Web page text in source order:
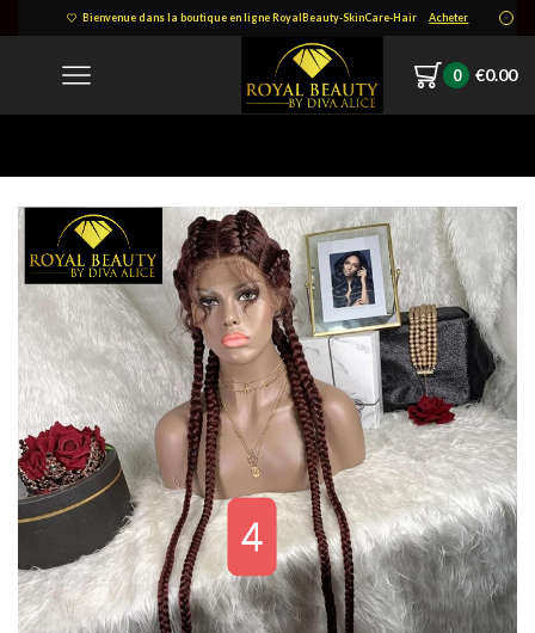
Bienvenue dans la boutique en ligne RoyalBeauty-SkinCare-Hair Acheter
0 €0.00